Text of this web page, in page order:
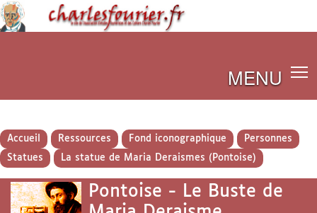
MENU
Accueil Ressources Fond iconographique
Personnes
Statues
La statue de Maria Deraismes (Pontoise)
Pontoise - Le Buste de